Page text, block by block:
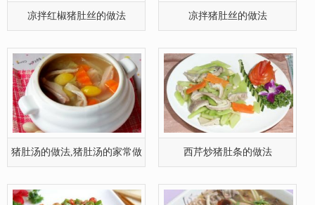
凉拌红椒猪肚丝的做法 凉拌猪肚丝的做法
猪肚汤的做法,猪肚汤的家常做 西芹炒猪肚条的做法